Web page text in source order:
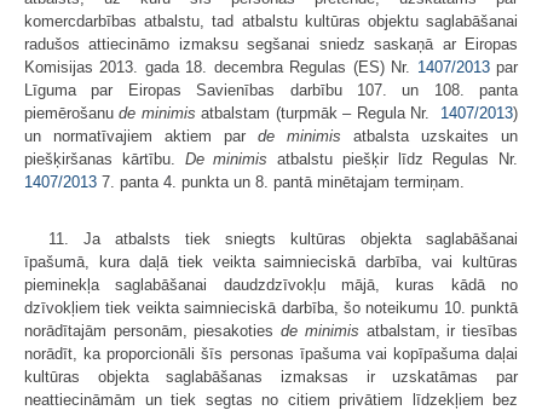
komercdarbības atbalstu, tad atbalstu kultūras objektu saglabāšanai
radušos attiecināmo izmaksu segšanai sniedz saskaņā ar Eiropas
Komisijas 2013. gada 18. decembra Regulas (ES) Nr. 1407/2013par
Līguma par Eiropas Savienības darbību 107. un 108. panta
piemērošanude minimis atbalstam (turpmāk – Regula Nr. 1407/2013)
un normatīvajiem aktiem par de minimis atbalsta uzskaites un
piešķiršanas kārtību. De minimis atbalstu piešķir līdz Regulas Nr.
1407/2013 7. panta 4. punkta un 8. pantā minētajam termiņam.
11. Ja atbalsts tiek sniegts kultūras objekta saglabāšanai
īpašumā, kura daļā tiek veikta saimnieciskā darbība, vai kultūras
pieminekļa saglabāšanai daudzdzīvokļu mājā, kuras kādā no
dzīvokļiem tiek veikta saimnieciskā darbība, šo noteikumu 10. punktā
norādītajām personām, piesakotiesde minimis atbalstam, ir tiesības
norādīt, ka proporcionāli šīs personas īpašuma vai kopīpašuma daļai
kultūras objekta saglabāšanas izmaksas ir uzskatāmas par
neattiecināmām un tiek segtas no citiem privātiem līdzekļiem bez